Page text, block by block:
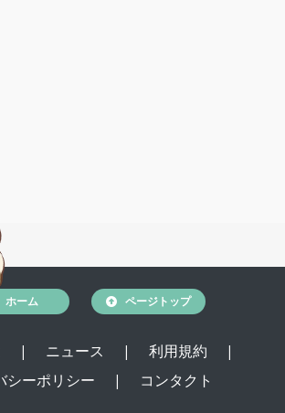
ホーム ページトップ
| ニュース | 利用規約
|
シーポリシー
| コンタクト